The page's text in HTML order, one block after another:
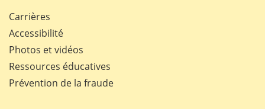
Carrières
Accessibilité
Photos et vidéos
Ressources éducatives
Prévention de la fraude